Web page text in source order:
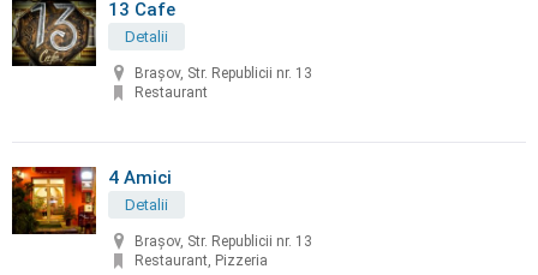
13 Cafe
Detalii
Brașov, Str. Republicii nr. 13
Restaurant
4 Amici
Detalii
Brașov, Str. Republicii nr. 13
Restaurant, Pizzeria